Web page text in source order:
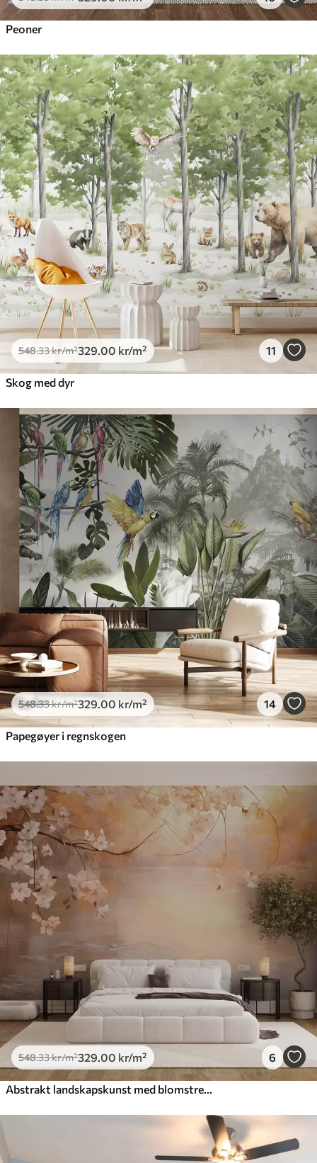
Peoner
548.33kr/m²329 .00 kr/m² 11
Skog med dyr
548.33kr/m²329 .00 kr/m² 14
Papegøyer i regnskogen
548.33kr/m²329 .00 kr/m² 6